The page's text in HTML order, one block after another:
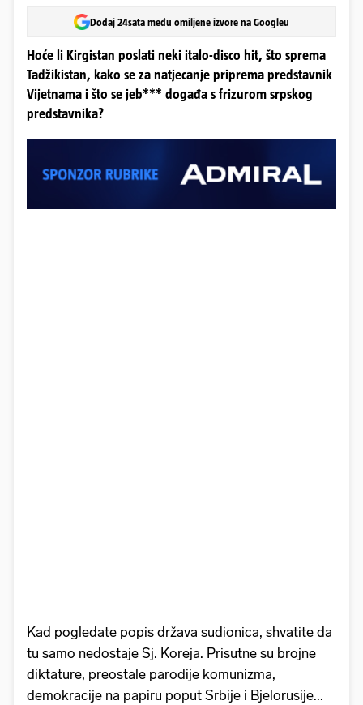
Dodaj 24sata među omiljene izvore na Googleu
Hoće li Kirgistan poslati neki italo-disco hit, što sprema
Tadžikistan, kako se za natjecanje priprema predstavnik
Vijetnama i što se jeb*** događa s frizurom srpskog
predstavnika?
Kad pogledate popis država sudionica, shvatite da
tu samo nedostaje Sj. Koreja. Prisutne su brojne
diktature, preostale parodije komunizma,
demokracije na papiru poput Srbije i Bjelorusije...